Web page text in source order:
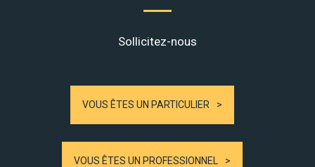
Sollicitez-nous
VOUS ÊTES UN PARTICULIER
VOUS ÊTES UN PROFESSIONNEL